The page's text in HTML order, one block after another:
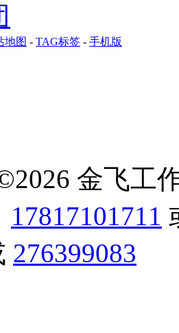
地图 - TAG标签 - 手机版
金飞工
17817101711
276399083